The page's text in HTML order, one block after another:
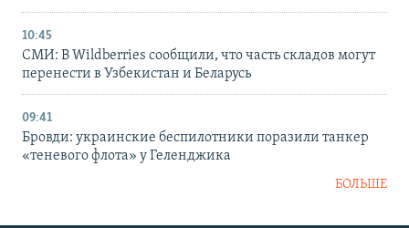
10:45
СМИ: В Wildberries сообщили, что часть складов могут
перенести в Узбекистан и Беларусь
09:41
Бровди: украинские беспилотники поразили танкер
«теневого флота» у Геленджика
БОЛЬШЕ